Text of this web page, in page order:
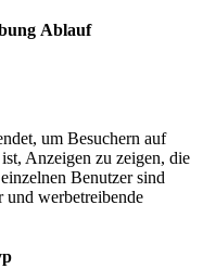
Ablauf
um Besuchern auf
Anzeigen zu zeigen, die
Benutzer sind
werbetreibende